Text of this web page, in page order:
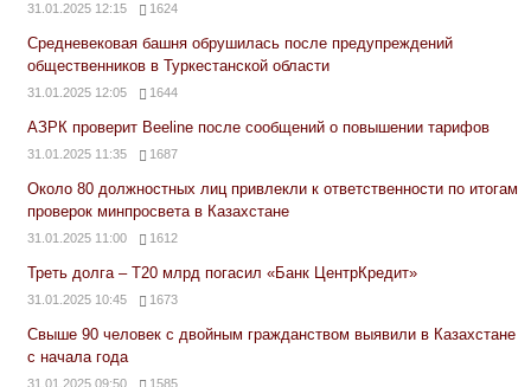
31.01.2025 12:15 1624
Средневековая башня обрушилась после предупреждений
общественников в Туркестанской области
31.01.2025 12:05 1644
АЗРК проверит Beeline после сообщений о повышении тарифов
31.01.2025 11:35 1687
Около 80 должностных лиц привлекли к ответственности по итогам
проверок минпросвета в Казахстане
31.01.2025 11:00 1612
Треть долга – Т20 млрд погасил «Банк ЦентрКредит»
31.01.2025 10:45 1673
Свыше 90 человек с двойным гражданством выявили в Казахстане
с начала года
31.01.2025 09:50 1585